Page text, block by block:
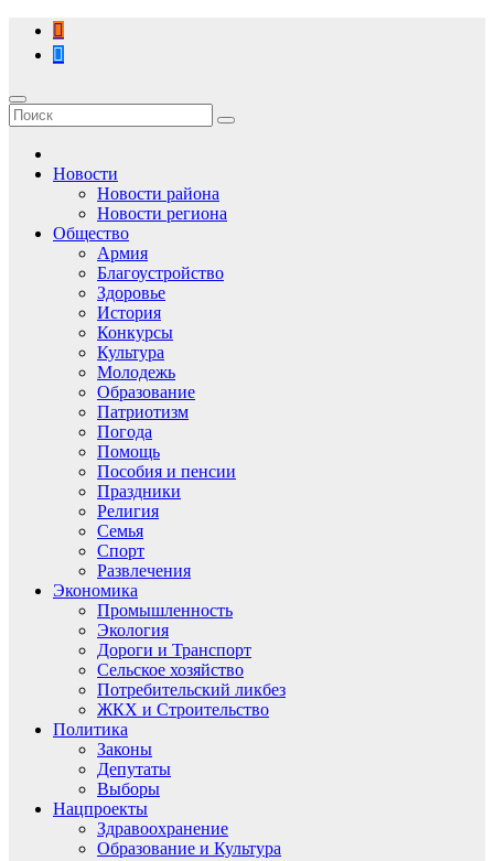
Перейти
содержимому
Новости
Новости района
Новости региона
Общество
Армия
Благоустройство
Здоровье
История
Конкурсы
Культура
Молодежь
Образование
Патриотизм
Погода
Помощь
Пособия и пенсии
Праздники
Религия
Семья
Спорт
Развлечения
Экономика
Промышленность
Экология
Дороги и Транспорт
Сельское хозяйство
Потребительский ликбез
ЖКХ и Строительство
Политика
Законы
Депутаты
Выборы
Нацпроекты
Здравоохранение
Образование и Культура